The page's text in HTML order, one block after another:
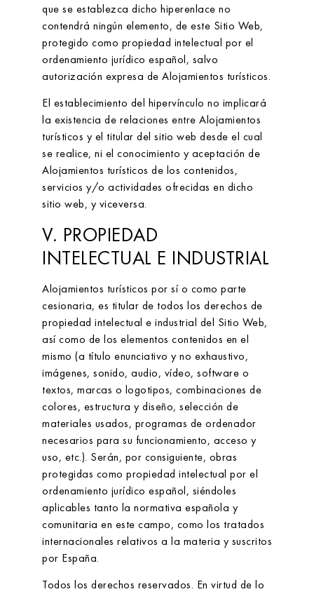
que se establezca dicho hiperenlace no
contendrá ningún elemento, de este Sitio Web,
protegido como propiedad intelectual por el
ordenamiento jurídico español, salvo
autorización expresa de Alojamientos turísticos.
El establecimiento del hipervínculo no implicará
la existencia de relaciones entre Alojamientos
turísticos y el titular del sitio web desde el cual
se realice, ni el conocimiento y aceptación de
Alojamientos turísticos de los contenidos,
servicios y/o actividades ofrecidas en dicho
sitio web, y viceversa.
V. PROPIEDAD
INTELECTUAL E INDUSTRIAL
Alojamientos turísticos por sí o como parte
cesionaria, es titular de todos los derechos de
propiedad intelectual e industrial del Sitio Web,
así como de los elementos contenidos en el
mismo (a título enunciativo y no exhaustivo,
imágenes, sonido, audio, vídeo, software o
textos, marcas o logotipos, combinaciones de
colores, estructura y diseño, selección de
materiales usados, programas de ordenador
necesarios para su funcionamiento, acceso y
uso, etc.). Serán, por consiguiente, obras
protegidas como propiedad intelectual por el
ordenamiento jurídico español, siéndoles
aplicables tanto la normativa española y
comunitaria en este campo, como los tratados
internacionales relativos a la materia y suscritos
por España.
Todos los derechos reservados. En virtud de lo